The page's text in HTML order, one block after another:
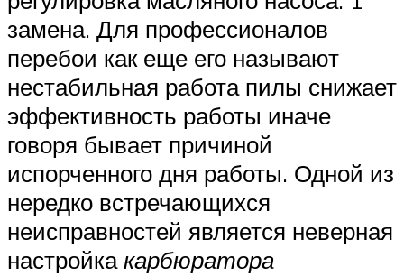
замена. Для профессионалов
перебои как еще его называют
нестабильная работа пилы снижает
эффективность работы иначе
говоря бывает причиной
испорченного дня работы. Одной из
нередко встречающихся
неисправностей является неверная
настройкакарбюратора